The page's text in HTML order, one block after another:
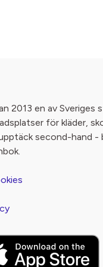
2013 en av Sveriges
för kläder,
second-hand -